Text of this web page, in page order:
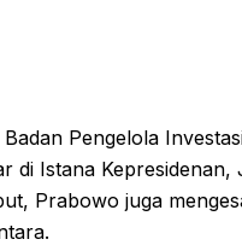
Pengelola
di Istana Kepresidenan,
Prabowo juga